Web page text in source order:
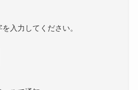
を入力してください。